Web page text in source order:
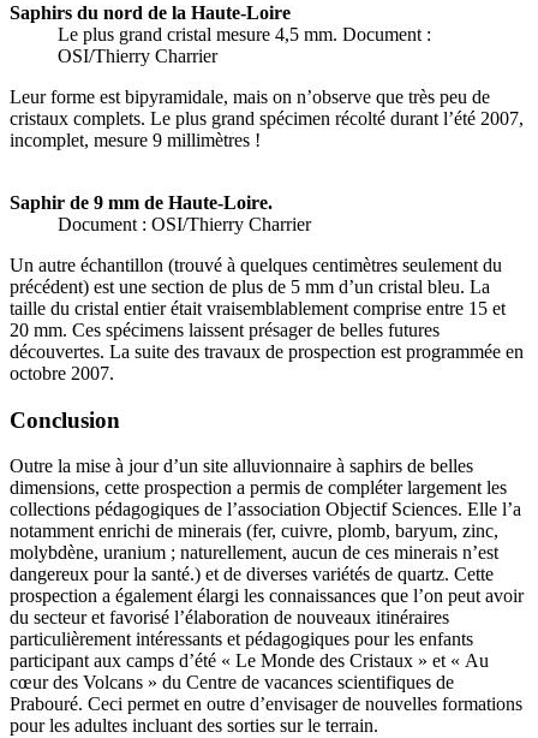
Saphirs du nord de la Haute-Loire
Le plus grand cristal mesure 4,5 mm. Document :
OSI/Thierry Charrier
Leur forme est bipyramidale, mais on n’observe que très peu de
cristaux complets. Le plus grand spécimen récolté durant l’été 2007,
incomplet, mesure 9 millimètres !
Saphir de 9 mm de Haute-Loire.
Document : OSI/Thierry Charrier
Un autre échantillon (trouvé à quelques centimètres seulement du
précédent) est une section de plus de 5 mm d’un cristal bleu. La
taille du cristal entier était vraisemblablement comprise entre 15 et
20 mm. Ces spécimens laissent présager de belles futures
découvertes. La suite des travaux de prospection est programmée en
octobre 2007.
Conclusion
Outre la mise à jour d’un site alluvionnaire à saphirs de belles
dimensions, cette prospection a permis de compléter largement les
collections pédagogiques de l’association Objectif Sciences. Elle l’a
notamment enrichi de minerais (fer, cuivre, plomb, baryum, zinc,
molybdène, uranium ; naturellement, aucun de ces minerais n’est
dangereux pour la santé.) et de diverses variétés de quartz. Cette
prospection a également élargi les connaissances que l’on peut avoir
du secteur et favorisé l’élaboration de nouveaux itinéraires
particulièrement intéressants et pédagogiques pour les enfants
participant aux camps d’été « Le Monde des Cristaux » et « Au
cœur des Volcans » du Centre de vacances scientifiques de
Prabouré. Ceci permet en outre d’envisager de nouvelles formations
pour les adultes incluant des sorties sur le terrain.